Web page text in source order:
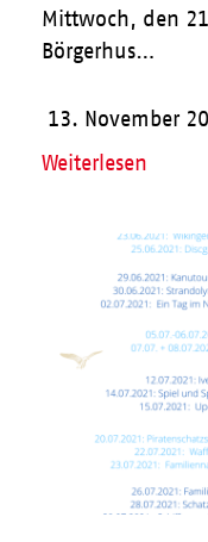
Mittwoch, den
Börgerhus…
13. November
Weiterlesen